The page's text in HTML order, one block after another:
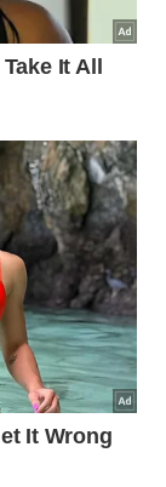
o Bataclan
do cacau,